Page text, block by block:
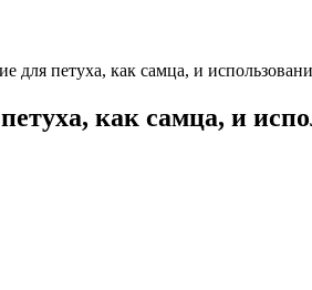
петуха, как самца, и
как самца, и